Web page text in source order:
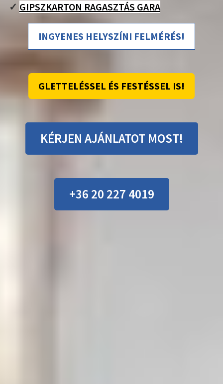
✓ GIPSZKARTON RAGASZTÁS GARA
INGYENES HELYSZÍNI FELMÉRÉS!
GLETTELÉSSEL ÉS FESTÉSSEL IS!
KÉRJEN AJÁNLATOT MOST!
+36 20 227 4019